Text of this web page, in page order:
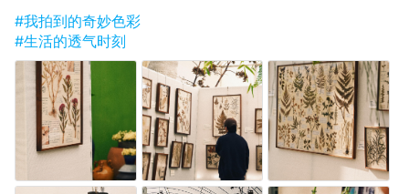
#我拍到的奇妙色彩
#生活的透气时刻